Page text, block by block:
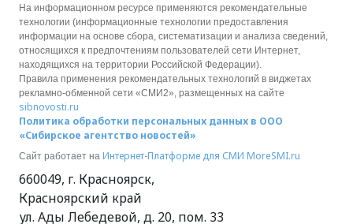
На информационном ресурсе применяются рекомендательные
технологии (информационные технологии предоставления
информации на основе сбора, систематизации и анализа сведений,
относящихся к предпочтениям пользователей сети Интернет,
находящихся на территории Российской Федерации).
Правила применения рекомендательных технологий в виджетах
рекламно-обменной сети «СМИ2», размещенных на сайте
sibnovosti.ru
Политика обработки персональных данных в ООО
«Сибирское агентство новостей»
Сайт работает на Интернет-Платформе для СМИ MoreSMI.ru
660049, г. Красноярск,
Красноярский край
ул. Ады Лебедевой, д. 20, пом. 33